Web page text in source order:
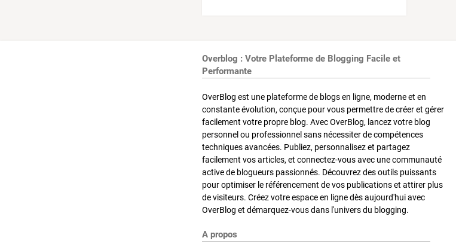
Overblog : Votre Plateforme de Blogging Facile et
Performante
OverBlog est une plateforme de blogs en ligne, moderne et en
constante évolution, conçue pour vous permettre de créer et gérer
facilement votre propre blog. Avec OverBlog, lancez votre blog
personnel ou professionnel sans nécessiter de compétences
techniques avancées. Publiez, personnalisez et partagez
facilement vos articles, et connectez-vous avec une communauté
active de blogueurs passionnés. Découvrez des outils puissants
pour optimiser le référencement de vos publications et attirer plus
de visiteurs. Créez votre espace en ligne dès aujourd'hui avec
OverBlog et démarquez-vous dans l'univers du blogging.
A propos